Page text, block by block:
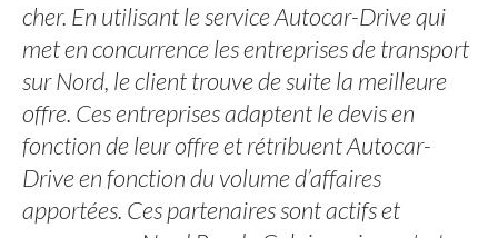
cher. En utilisant le service Autocar-Drive qui
met en concurrence les entreprises de transport
sur Nord, le client trouve de suite la meilleure
offre. Ces entreprises adaptent le devis en
fonction de leur offre et rétribuent Autocar-
Drive en fonction du volume d’affaires
apportées. Ces partenaires sont actifs et